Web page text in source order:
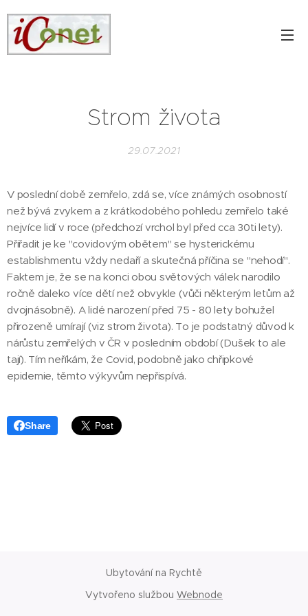
Strom života
29.07.2021
V poslední době zemřelo, zdá se, více známých osobností
než bývá zvykem a z krátkodobého pohledu zemřelo také
nejvíce lidí v roce (předchozí vrchol byl před cca 30ti lety).
Přiřadit je ke "covidovým obětem" se hysterickému
establishmentu vždy nedaří a skutečná příčina se "nehodí".
Faktem je, že se na konci obou světových válek narodilo
ročně daleko více dětí než obvykle (vůči některým letům až
dvojnásobně). A lidé narození před 75 - 80 lety bohužel
přirozeně umírají (viz strom života). To je podstatný důvod k
nárůstu zemřelých v ČR v posledním období (Dušek to ale
tají). Tím neříkám, že Covid, podobně jako chřipkové
epidemie, těmto výkyvům nepřispívá.
Share
Ubytování na Rychtě
Vytvořeno službou Webnode